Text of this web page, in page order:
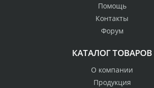
Помощь
Контакты
Форум
КАТАЛОГ ТОВАРОВ
О компании
Продукция